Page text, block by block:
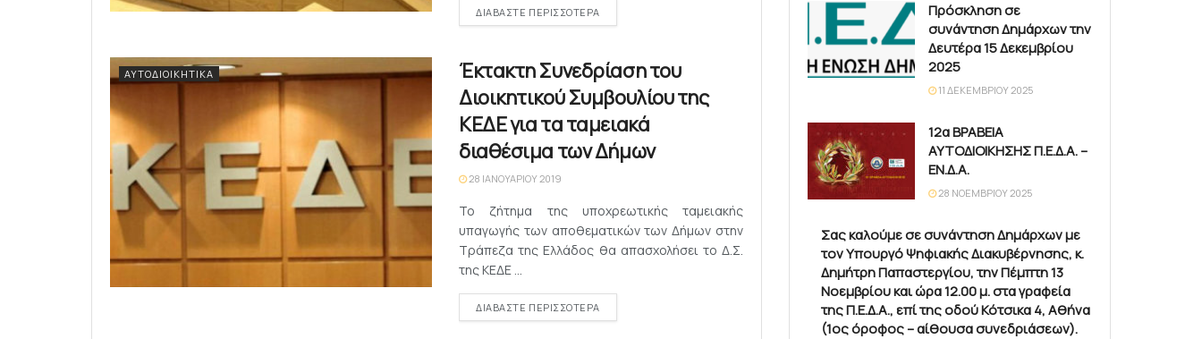
ΔΙΑΒΆΣΤΕ ΠΕΡΙΣΣΌΤΕΡΑ
ΑΥΤΟΔΙΟΙΚΗΤΙΚΆ
Έκτακτη Συνεδρίαση του
Διοικητικού Συμβουλίου της
ΚΕΔΕ για τα ταμειακά
διαθέσιμα των Δήμων
28 ΙΑΝΟΥΑΡΊΟΥ 2019
Το ζήτημα της υποχρεωτικής ταμειακής
υπαγωγής των αποθεματικών των Δήμων στην
Τράπεζα της Ελλάδος θα απασχολήσει το Δ.Σ.
της ΚΕΔΕ ...
ΔΙΑΒΆΣΤΕ ΠΕΡΙΣΣΌΤΕΡΑ
Πρόσκληση σε
συνάντηση Δημάρχων την
Δευτέρα 15 Δεκεμβρίου
2025
11 ΔΕΚΕΜΒΡΊΟΥ 2025
12α ΒΡΑΒΕΙΑ
ΑΥΤΟΔΙΟΙΚΗΣΗΣ Π.Ε.Δ.Α. –
ΕΝ.Δ.Α.
28 ΝΟΕΜΒΡΊΟΥ 2025
Σας καλούμε σε συνάντηση Δημάρχων με
τον Υπουργό Ψηφιακής Διακυβέρνησης, κ.
Δημήτρη Παπαστεργίου, την Πέμπτη 13
Νοεμβρίου και ώρα 12.00 μ. στα γραφεία
της Π.Ε.Δ.Α., επί της οδού Κότσικα 4, Αθήνα
(1ος όροφος – αίθουσα συνεδριάσεων).